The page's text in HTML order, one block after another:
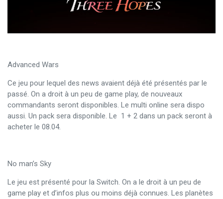
Advanced Wars
Ce jeu pour lequel des news avaient déjà été présentés par le
passé. On a droit à un peu de game play, de nouveaux
commandants seront disponibles. Le multi online sera dispo
aussi. Un pack sera disponible. Le 1 + 2 dans un pack seront à
acheter le 08.04.
No man’s Sky
Le jeu est présenté pour la Switch. On a le droit à un peu de
game play et d’infos plus ou moins déjà connues. Les planètes